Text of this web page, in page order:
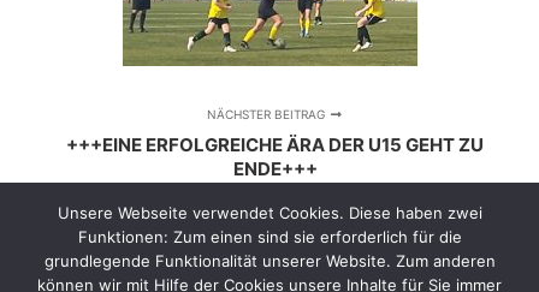
NÄCHSTER BEITRAG
+++EINE ERFOLGREICHE ÄRA DER U15 GEHT ZU
ENDE+++
Unsere Webseite verwendet Cookies. Diese haben zwei
Funktionen: Zum einen sind sie erforderlich für die
grundlegende Funktionalität unserer Website. Zum anderen
können wir mit Hilfe der Cookies unsere Inhalte für Sie immer